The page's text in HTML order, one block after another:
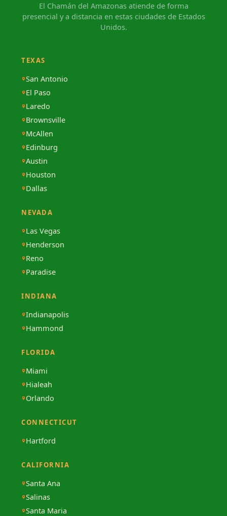
El Chamán del Amazonas atiende de forma
presencial y a distancia en estas ciudades de Estados
Unidos.
TEXAS
San Antonio
El Paso
Laredo
Brownsville
McAllen
Edinburg
Austin
Houston
Dallas
NEVADA
Las Vegas
Henderson
Reno
Paradise
INDIANA
Indianapolis
Hammond
FLORIDA
Miami
Hialeah
Orlando
CONNECTICUT
Hartford
CALIFORNIA
Santa Ana
Salinas
Santa Maria